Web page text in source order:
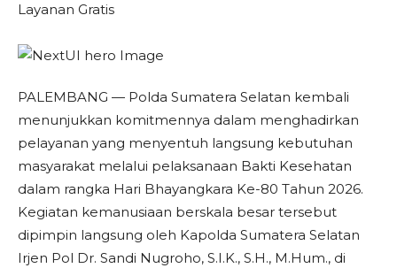
Layanan Gratis
PALEMBANG — Polda Sumatera Selatan kembali
menunjukkan komitmennya dalam menghadirkan
pelayanan yang menyentuh langsung kebutuhan
masyarakat melalui pelaksanaan Bakti Kesehatan
dalam rangka Hari Bhayangkara Ke-80 Tahun 2026.
Kegiatan kemanusiaan berskala besar tersebut
dipimpin langsung oleh Kapolda Sumatera Selatan
Irjen Pol Dr. Sandi Nugroho, S.I.K., S.H., M.Hum., di